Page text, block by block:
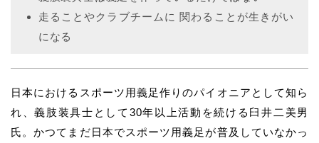
走ることやクラブチームに 関わることが生きがい
になる
日本におけるスポーツ用義足作りのパイオニアとして知ら
れ、義肢装具士として30年以上活動を続ける臼井二美男
氏。かつてまだ日本でスポーツ用義足が普及していなかっ